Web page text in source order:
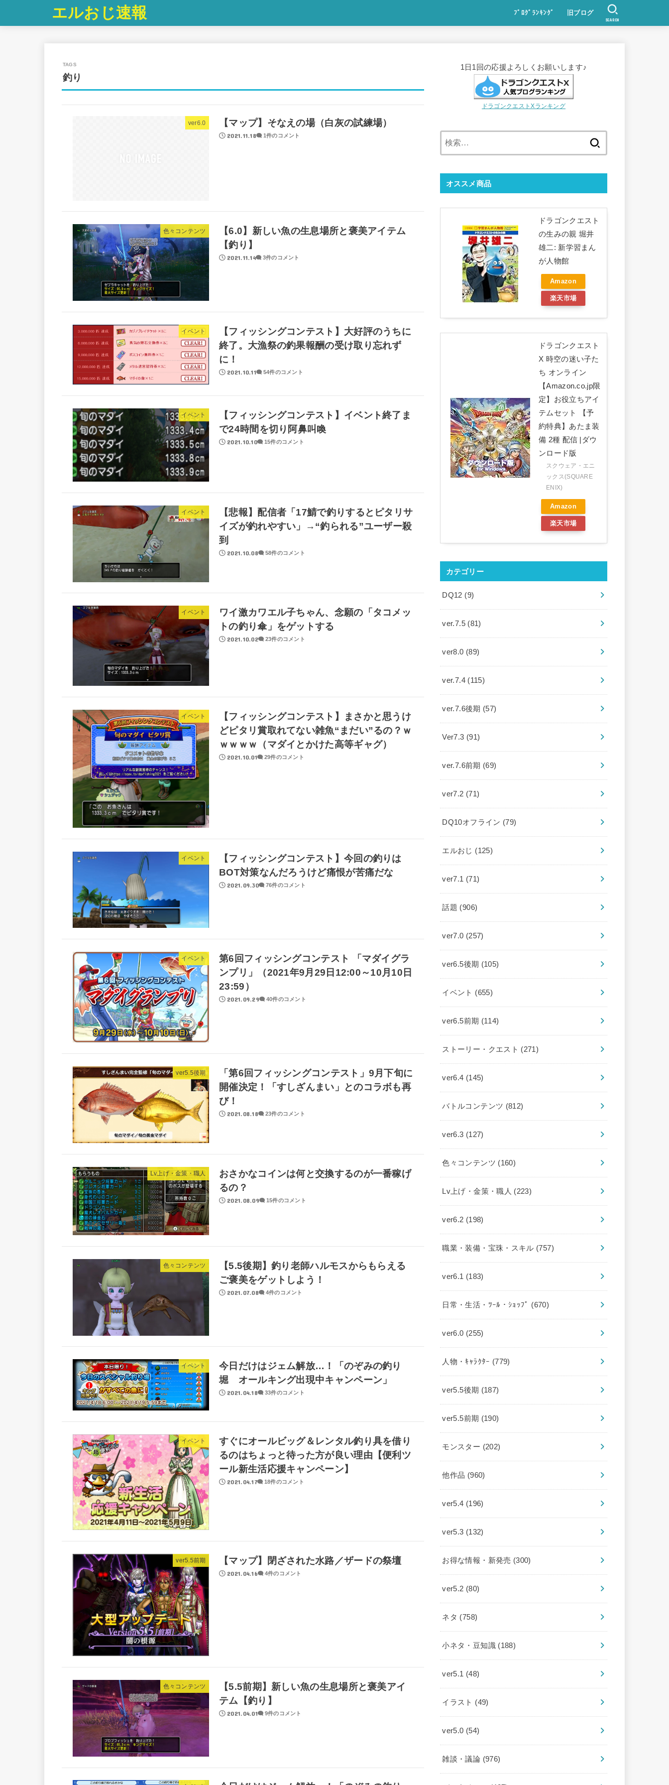
エルおじ速報 ﾌﾞﾛｸﾞﾗﾝｷﾝｸﾞ 旧ブログ
SEARCH
釣り
ver6.0 【マップ】そなえの場（白灰の試練場）
2021.11.18 1件のコメント
色々コンテンツ
【6.0】新しい魚の生息場所と褒美アイテム
【釣り】
2021.11.14 3件のコメント
イベント
【フィッシングコンテスト】大好評のうちに
終了。大漁祭の釣果報酬の受け取り忘れず
に！
2021.10.11 54件のコメント
イベント
【フィッシングコンテスト】イベント終了ま
で24時間を切り阿鼻叫喚
2021.10.10 15件のコメント
イベント
【悲報】配信者「17鯖で釣りするとピタリサ
イズが釣れやすい」→“釣られる”ユーザー殺
到
2021.10.08 58件のコメント
イベント
ワイ激カワエル子ちゃん、念願の「タコメッ
トの釣り傘」をゲットする
2021.10.02 23件のコメント
イベント
【フィッシングコンテスト】まさかと思うけ
どピタリ賞取れてない雑魚“まだい”るの？ｗ
ｗｗｗｗ（マダイとかけた高等ギャグ）
2021.10.01 29件のコメント
イベント
【フィッシングコンテスト】今回の釣りは
BOT対策なんだろうけど痛恨が苦痛だな
2021.09.30 76件のコメント
イベント
第6回フィッシングコンテスト 「マダイグラ
ンプリ」（2021年9月29日12:00～10月10日
23:59）
2021.09.29 40件のコメント
ver5.5後期
「第6回フィッシングコンテスト」9月下旬に
開催決定！「すしざんまい」とのコラボも再
び！
2021.08.18 23件のコメント
Lv上げ・金策・職人
おさかなコインは何と交換するのが一番稼げ
るの？
2021.08.09 15件のコメント
色々コンテンツ
【5.5後期】釣り老師ハルモスからもらえる
ご褒美をゲットしよう！
2021.07.08 4件のコメント
イベント
今日だけはジェム解放…！「のぞみの釣り
堀 オールキング出現中キャンペーン」
2021.04.18 33件のコメント
イベント
すぐにオールビッグ＆レンタル釣り具を借り
るのはちょっと待った方が良い理由【便利ツ
ール新生活応援キャンペーン】
2021.04.17 18件のコメント
ver5.5前期 【マップ】閉ざされた水路／ザードの祭壇
2021.04.16 4件のコメント
色々コンテンツ
【5.5前期】新しい魚の生息場所と褒美アイ
テム【釣り】
2021.04.01 9件のコメント
1日1回の応援よろしくお願いします♪
ドラゴンクエストXランキング
オススメ商品
ドラゴンクエスト
の生みの親 堀井
雄二: 新学習まん
が人物館
Amazon
楽天市場
ドラゴンクエスト
X 時空の迷い子た
ち オンライン
【Amazon.co.jp限
定】お役立ちアイ
テムセット 【予
約特典】あたま装
備 2種 配信 |ダウ
ンロード版
スクウェア・エニ
ックス(SQUARE
ENIX)
Amazon
楽天市場
カテゴリー
DQ12 (9)
ver.7.5 (81)
ver8.0 (89)
ver.7.4 (115)
ver.7.6後期 (57)
Ver7.3 (91)
ver.7.6前期 (69)
ver7.2 (71)
DQ10オフライン (79)
エルおじ (125)
ver7.1 (71)
話題 (906)
ver7.0 (257)
ver6.5後期 (105)
イベント (655)
ver6.5前期 (114)
ストーリー・クエスト (271)
ver6.4 (145)
バトルコンテンツ (812)
ver6.3 (127)
色々コンテンツ (160)
Lv上げ・金策・職人 (223)
ver6.2 (198)
職業・装備・宝珠・スキル (757)
ver6.1 (183)
日常・生活・ﾂｰﾙ・ｼｮｯﾌﾟ (670)
ver6.0 (255)
人物・ｷｬﾗｸﾀｰ (779)
ver5.5後期 (187)
ver5.5前期 (190)
モンスター (202)
他作品 (960)
ver5.4 (196)
ver5.3 (132)
お得な情報・新発売 (300)
ver5.2 (80)
ネタ (758)
小ネタ・豆知識 (188)
ver5.1 (48)
イラスト (49)
ver5.0 (54)
雑談・議論 (976)